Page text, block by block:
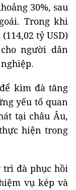
30%, sau
Trong khi
tỷ USD)
người dân
kìm đà tăng
yếu tố quan
tại châu Âu,
hiện trong
trì đà phục hồi
vụ kép và